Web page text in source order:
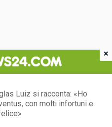
Luiz si racconta: «Ho
con molti infortuni e
×